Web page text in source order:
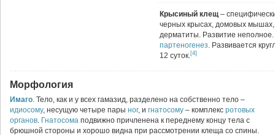
Крысиный клещ –
черных крысах, домовых мышах,
дерматиты. Развитие неполное.
партеногенез. Развивается
12 суток.[4]
Морфология
Имаго. Тело, как и у всех гамазид, разделено на собственно тело –
идиосому, несущую четыре пары ног, и гнатосому – комплекс ротовых
органов. Гнатосома подвижно причленена к переднему концу тела с
брюшной стороны и хорошо видна при рассмотрении клеща со спины.